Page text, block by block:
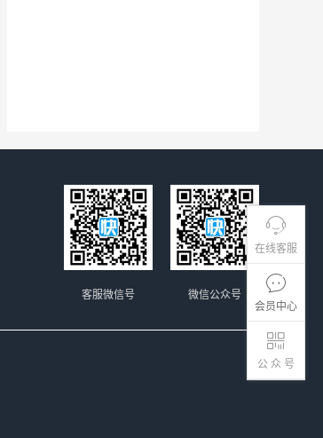
在线客服
会员中心
公 众 号
微信公众号
客服微信号